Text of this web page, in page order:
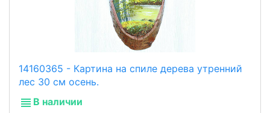
14160365 - Картина на спиле дерева утренний
лес 30 см осень.
В наличии